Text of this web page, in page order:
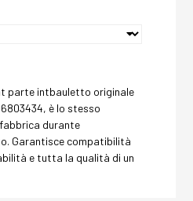
parte intbauletto originale
è lo stesso
durante
Garantisce compatibilità
e tutta la qualità di un